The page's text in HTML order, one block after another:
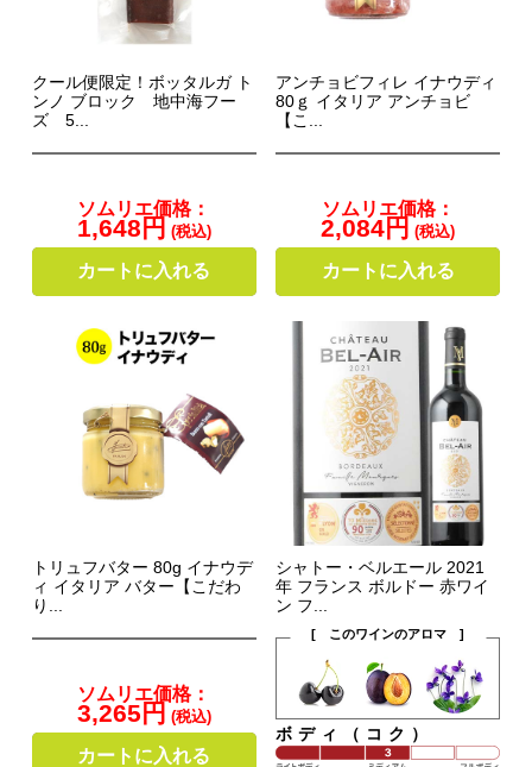
クール便限定！ボッタルガ ト
ンノ ブロック 地中海フー
ズ 5...
ソムリエ価格：
1,648円 (税込)
カートに入れる
アンチョビフィレ イナウディ
80ｇ イタリア アンチョビ
【こ...
ソムリエ価格：
2,084円 (税込)
カートに入れる
トリュフバター 80g イナウデ
ィ イタリア バター【こだわ
り...
ソムリエ価格：
3,265円 (税込)
カートに入れる
シャトー・ベルエール 2021
年 フランス ボルドー 赤ワイ
ン フ...
[ このワインのアロマ ]
ボディ（コク）